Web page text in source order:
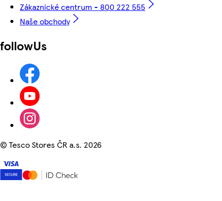
Zákaznické centrum - 800 222 555
Naše obchody
followUs
©Tesco Stores ČR a.s. 2026